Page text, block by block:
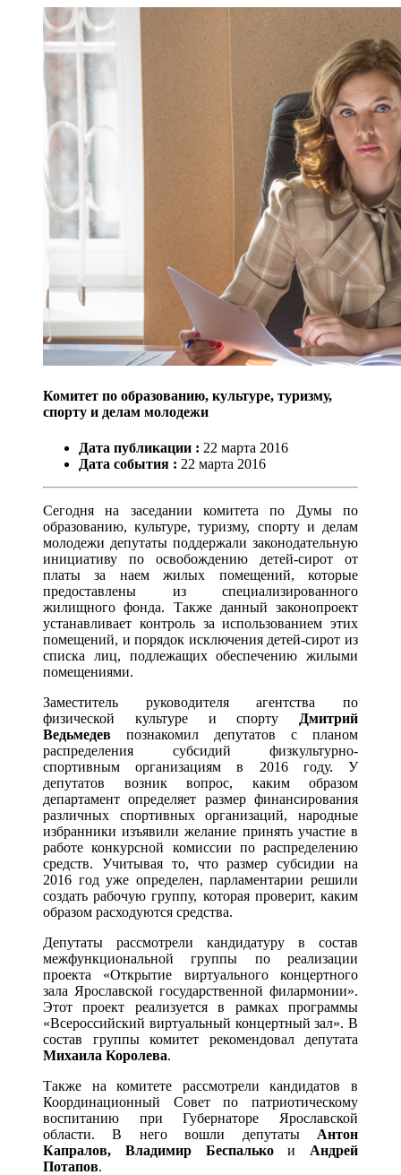
Комитет по образованию, культуре, туризму,
спорту и делам молодежи
Дата публикации : 22 марта 2016
Дата события : 22 марта 2016
Сегодня на заседании комитета по Думы по
образованию, культуре, туризму, спорту и делам
молодежи депутаты поддержали законодательную
инициативу по освобождению детей-сирот от
платы за наем жилых помещений, которые
предоставлены из специализированного
жилищного фонда. Также данный законопроект
устанавливает контроль за использованием этих
помещений, и порядок исключения детей-сирот из
списка лиц, подлежащих обеспечению жилыми
помещениями.
Заместитель руководителя агентства по
физической культуре и спорту
Дмитрий
Ведьмедев познакомил депутатов с планом
распределения субсидий физкультурно-
спортивным организациям в 2016 году. У
депутатов возник вопрос, каким образом
департамент определяет размер финансирования
различных спортивных организаций, народные
избранники изъявили желание принять участие в
работе конкурсной комиссии по распределению
средств. Учитывая то, что размер субсидии на
2016 год уже определен, парламентарии решили
создать рабочую группу, которая проверит, каким
образом расходуются средства.
Депутаты рассмотрели кандидатуру в состав
межфункциональной группы по реализации
проекта «Открытие виртуального концертного
зала Ярославской государственной филармонии».
Этот проект реализуется в рамках программы
«Всероссийский виртуальный концертный зал». В
состав группы комитет рекомендовал депутата
Михаила Королева.
Также на комитете рассмотрели кандидатов в
Координационный Совет по патриотическому
воспитанию при Губернаторе Ярославской
области. В него вошли депутаты Антон
Капралов, Владимир Беспалькои Андрей
Потапов.